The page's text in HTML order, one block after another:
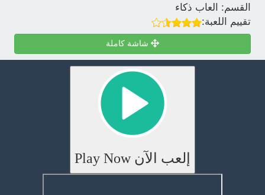
القسم:
العاب ذكاء
تقييم اللعبة:
شاشة كاملة
إلعب الآن Play Now